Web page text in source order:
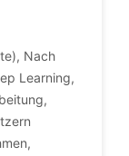
Nach
Learning,